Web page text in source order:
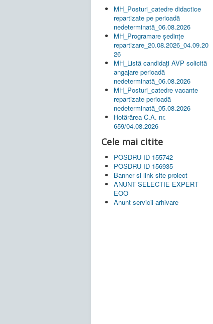
MH_Posturi_catedre didactice
repartizate pe perioadă
nedeterminată_06.08.2026
MH_Programare ședințe
repartizare_20.08.2026_04.09.20
26
MH_Listă candidați AVP solicită
angajare perioadă
nedeterminată_06.08.2026
MH_Posturi_catedre vacante
repartizate perioadă
nedeterminată_05.08.2026
Hotărârea C.A. nr.
659/04.08.2026
Cele mai citite
POSDRU ID 155742
POSDRU ID 156935
Banner si link site proiect
ANUNT SELECTIE EXPERT
EOO
Anunt servicii arhivare